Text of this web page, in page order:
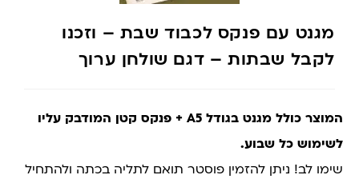
מגנט עם פנקס לכבוד שבת – וזכנו
לקבל שבתות – דגם שולחן ערוך
המוצר כולל מגנט בגודל A5 + פנקס קטן המודבק עליו
לשימוש כל שבוע.
שימו לב! ניתן להזמין פוסטר תואם לתליה בכתה ולהתחיל